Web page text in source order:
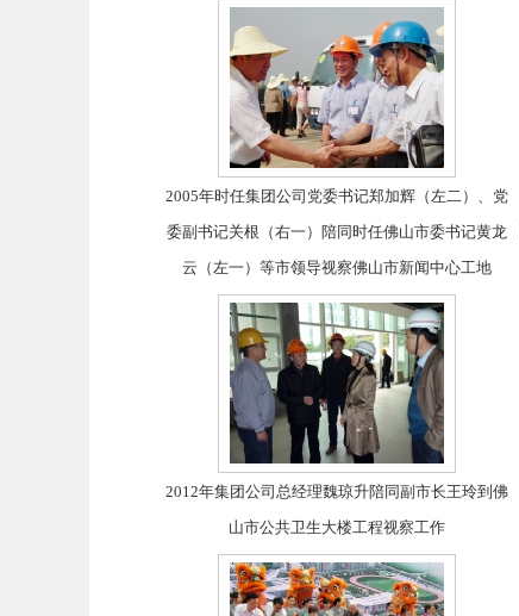
2005年时任集团公司党委书记郑加辉（左二）、党
委副书记关根（右一）陪同时任佛山市委书记黄龙
云（左一）等市领导视察佛山市新闻中心工地
2012年集团公司总经理魏琼升陪同副市长王玲到佛
山市公共卫生大楼工程视察工作